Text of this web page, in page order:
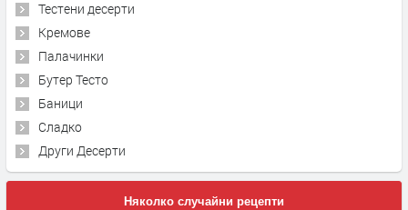
Тестени десерти
Кремове
Палачинки
Бутер Тесто
Баници
Сладко
Други Десерти
Няколко случайни рецепти